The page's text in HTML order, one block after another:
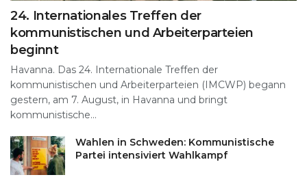
24. Internationales Treffen der
kommunistischen und Arbeiterparteien
beginnt
Havanna. Das 24. Internationale Treffen der
kommunistischen und Arbeiterparteien (IMCWP) begann
gestern, am 7. August, in Havanna und bringt
kommunistische...
Wahlen in Schweden: Kommunistische
Partei intensiviert Wahlkampf